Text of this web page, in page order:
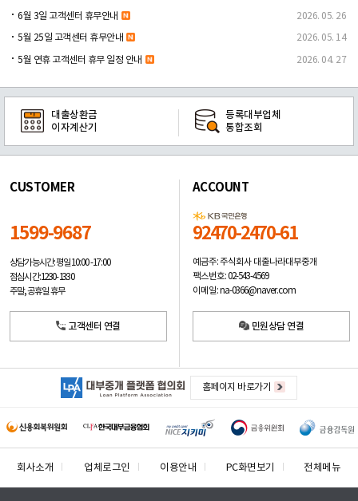
6월 3일 고객센터 휴무안내 2026. 05. 26
5월 25일 고객센터 휴무안내 2026. 05. 14
5월 연휴 고객센터 휴무 일정 안내 2026. 04. 27
대출상환금
이자계산기
등록대부업체
통합조회
CUSTOMER
1599-9687
상담가능시간: 평일10:00 -17:00
점심시간: 12:30 - 13:30
주말, 공휴일 휴무
고객센터 연결
ACCOUNT
92470-2470-61
예금주: 주식회사 대출나라대부중개
팩스번호: 02-543-4569
이메일: na-0366@naver.com
민원상담 연결
홈페이지 바로가기
회사소개 업체로그인 이용안내 PC화면보기 전체메뉴